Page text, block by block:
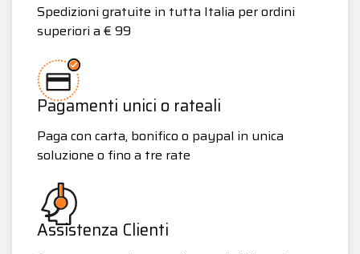
Spedizioni gratuite in tutta Italia per ordini
superiori a € 99
Pagamenti unici o rateali
Paga con carta, bonifico o paypal in unica
soluzione o fino a tre rate
Assistenza Clienti